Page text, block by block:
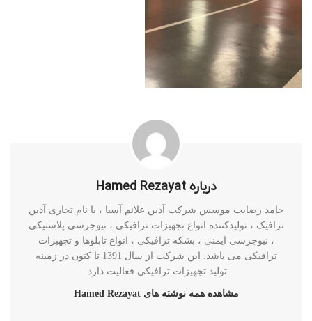
درباره Hamed Rezayat
حامد رضایت موسس شرکت آذین علائم آسیا ، با نام تجاری آذین
ترافیک ، تولیدکننده انواع تجهیزات ترافیکی ، نیوجرسی پلاستیکی
، نیوجرسی ایمنی ، بشکه ترافیکی ، انواع تابلوها و تجهیزات
ترافیکی می باشد. این شرکت از سال 1391 تا کنون در زمینه
تولید تجهیزات ترافیکی فعالیت دارد.
مشاهده همه نوشته های Hamed Rezayat